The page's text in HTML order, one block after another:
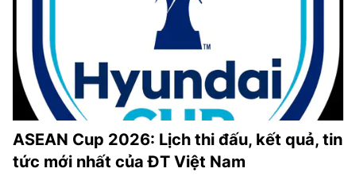
ASEAN Cup 2026: Lịch thi đấu, kết quả, tin
tức mới nhất của ĐT Việt Nam